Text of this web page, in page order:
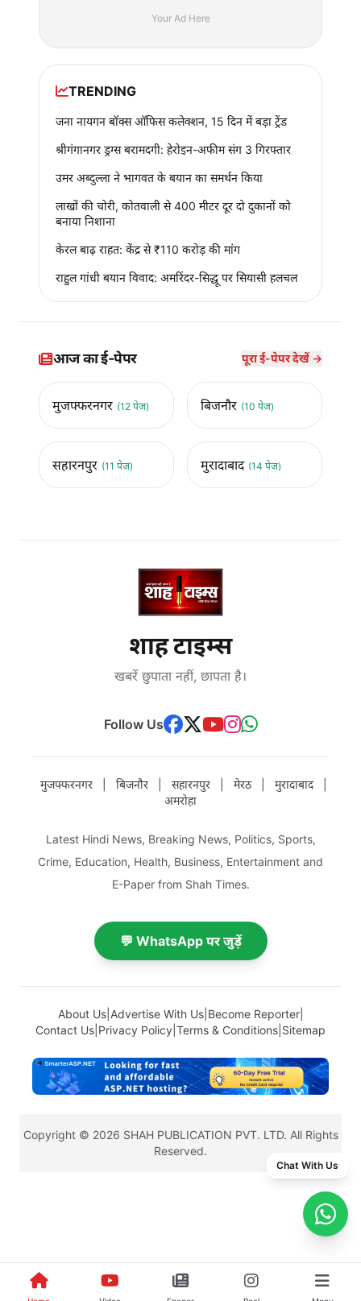
Your Ad Here
TRENDING
जना नायगन बॉक्स ऑफिस कलेक्शन, 15 दिन में बड़ा ट्रेंड
श्रीगंगानगर ड्रग्स बरामदगी: हेरोइन-अफीम संग 3 गिरफ्तार
उमर अब्दुल्ला ने भागवत के बयान का समर्थन किया
लाखों की चोरी, कोतवाली से 400 मीटर दूर दो दुकानों को
बनाया निशाना
केरल बाढ़ राहत: केंद्र से ₹110 करोड़ की मांग
राहुल गांधी बयान विवाद: अमरिंदर-सिद्धू पर सियासी हलचल
आज का ई-पेपर पूरा ई-पेपर देखें →
मुजफ्फरनगर (12 पेज) बिजनौर (10 पेज)
सहारनपुर (11 पेज) मुरादाबाद (14 पेज)
शाह टाइम्स
खबरें छुपाता नहीं, छापता है।
Follow Us
मुजफ्फरनगर बिजनौर सहारनपुर मेरठ मुरादाबाद
अमरोहा
Latest Hindi News, Breaking News, Politics, Sports,
Crime, Education, Health, Business, Entertainment and
E-Paper from Shah Times.
💬 WhatsApp पर जुड़ें
About Us| Advertise With Us| Become Reporter|
Contact Us Privacy Policy Terms & Conditions Sitemap
Copyright © 2026 SHAH PUBLICATION PVT. LTD. All Rights
Reserved.
Chat With Us